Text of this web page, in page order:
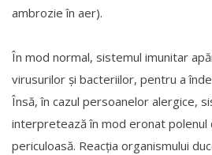
ambrozie în aer).
În mod normal, sistemul imunitar
virusurilor și bacteriilor, pentru a
Însă, în cazul persoanelor alergice,
interpretează în mod eronat polenul
periculoasă. Reacția organismului